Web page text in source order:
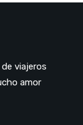
viajeros
amor